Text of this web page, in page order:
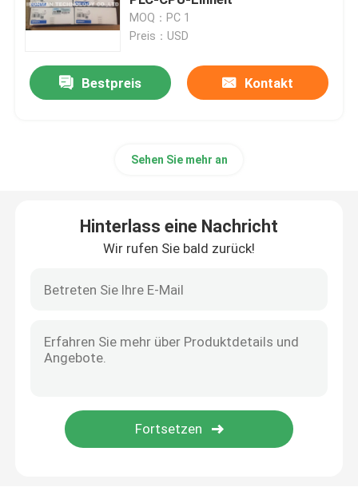
Prüfer Honeywells HC900
Modul Honeywells FSC
Honeywell-Begrenzungsschalter
Honeywell-Druckgeber
Allen Bradley PLC
Allen Bradley Panelview
MOQ：PC 1
Preis：USD
Bestpreis Kontakt
Sehen Sie mehr an
Hinterlass eine Nachricht
Wir rufen Sie bald zurück!